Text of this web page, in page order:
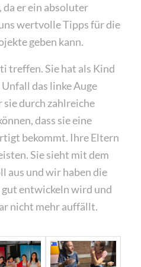
da er ein absoluter
wertvolle Tipps für die
geben kann.
treffen. Sie hat als Kind
das linke Auge
durch zahlreiche
dass sie eine
bekommt. Ihre Eltern
Sie sieht mit dem
aus und wir haben die
gut entwickeln wird und
nicht mehr auffällt.